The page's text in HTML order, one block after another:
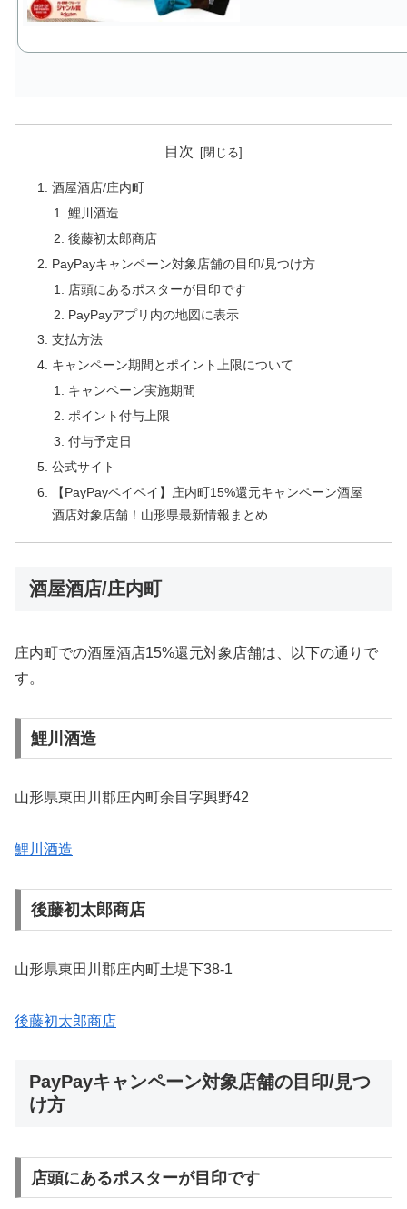
目次
酒屋酒店/庄内町
鯉川酒造
後藤初太郎商店
PayPayキャンペーン対象店舗の目印/見つけ方
店頭にあるポスターが目印です
PayPayアプリ内の地図に表示
支払方法
キャンペーン期間とポイント上限について
キャンペーン実施期間
ポイント付与上限
付与予定日
公式サイト
【PayPayペイペイ】庄内町15%還元キャンペーン酒屋
酒店対象店舗！山形県最新情報まとめ
酒屋酒店/庄内町
庄内町での酒屋酒店15%還元対象店舗は、以下の通りで
す。
鯉川酒造
山形県東田川郡庄内町余目字興野42
鯉川酒造
後藤初太郎商店
山形県東田川郡庄内町土堤下38-1
後藤初太郎商店
PayPayキャンペーン対象店舗の目印/見つ
け方
店頭にあるポスターが目印です